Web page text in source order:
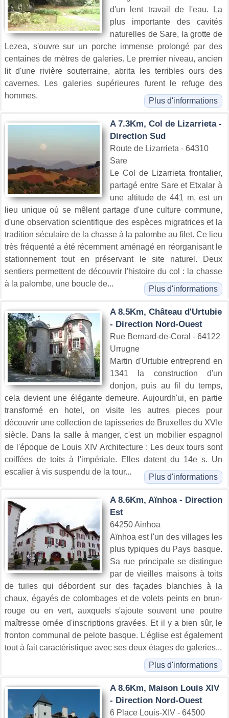
d'un lent travail de l'eau. La
plus importante des cavités
naturelles de Sare, la grotte de
Lezea, s'ouvre sur un porche immense prolongé par des
centaines de mètres de galeries. Le premier niveau, ancien
lit d'une rivière souterraine, abrita les terribles ours des
cavernes. Les galeries supérieures furent le refuge des
hommes.
Plus d'informations
A 7.3Km, Col de Lizarrieta -
Direction Sud
Route de Lizarrieta - 64310
Sare
Le Col de Lizarrieta frontalier,
partagé entre Sare et Etxalar à
une altitude de 441 m, est un
lieu unique où se mêlent partage d'une culture commune,
d'une observation scientifique des espèces migratrices et la
tradition séculaire de la chasse à la palombe au filet. Ce lieu
très fréquenté a été récemment aménagé en réorganisant le
stationnement tout en préservant le site naturel. Deux
sentiers permettent de découvrir l'histoire du col : la chasse
à la palombe, une boucle de...
Plus d'informations
A 8.5Km, Château d'Urtubie
- Direction Nord-Ouest
Rue Bernard-de-Coral - 64122
Urrugne
Martin d'Urtubie entreprend en
1341 la construction d'un
donjon, puis au fil du temps,
cela devient une élégante demeure. Aujourdh'ui, en partie
transformé en hotel, on visite les autres pieces pour
découvrir une collection de tapisseries de Bruxelles du XVIe
siècle. Dans la salle à manger, c'est un mobilier espagnol
de l'époque de Louis XIV Architecture : Les deux tours sont
coiffées de toits à l'impériale. Elles datent du 14e s. Un
escalier à vis suspendu de la tour...
Plus d'informations
A 8.6Km, Aïnhoa - Direction
Est
64250 Ainhoa
Aïnhoa est l'un des villages les
plus typiques du Pays basque.
Sa rue principale se distingue
par de vieilles maisons à toits
de tuiles qui débordent sur des façades blanchies à la
chaux, égayés de colombages et de volets peints en brun-
rouge ou en vert, auxquels s'ajoute souvent une poutre
maîtresse ornée d'inscriptions gravées. Et il y a bien sûr, le
fronton communal de pelote basque. L'église est également
tout à fait caractéristique avec ses deux étages de galeries...
Plus d'informations
A 8.6Km, Maison Louis XIV
- Direction Nord-Ouest
6 Place Louis-XIV - 64500